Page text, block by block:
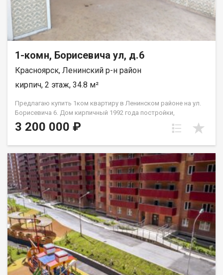
1-комн, Борисевича ул, д.6
Красноярск, Ленинский р-н район
кирпич, 2 этаж, 34.8 м²
Предлагаю купить 1ком квартиру в Ленинском районе на ул.
Борисевича 6. Дом кирпичный 1992 года постройки,
просторная комната, санузел раздельный, большая лоджия,
широкие подоконники. Квартира просторная, светлая и очень
закрытого типа, внутри хорошая детская площадка и
площадка для отдыха. Все очень чистенькое и по домашнему!
Инфраструктура: Удачное расположение дома, в шаговой
доступности школа № 148 и детский сад, остановки
общественного транспорта и все необходимое для
комфортного проживания. Условия продажи: Документы
проверены и готовы к сделке! Показ по договоренности.
3 200 000 ₽